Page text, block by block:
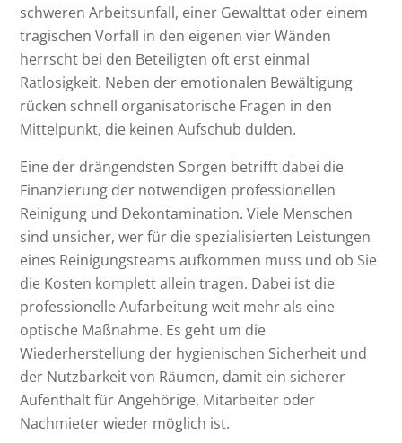
schweren Arbeitsunfall, einer Gewalttat oder einem
tragischen Vorfall in den eigenen vier Wänden
herrscht bei den Beteiligten oft erst einmal
Ratlosigkeit. Neben der emotionalen Bewältigung
rücken schnell organisatorische Fragen in den
Mittelpunkt, die keinen Aufschub dulden.
Eine der drängendsten Sorgen betrifft dabei die
Finanzierung der notwendigen professionellen
Reinigung und Dekontamination. Viele Menschen
sind unsicher, wer für die spezialisierten Leistungen
eines Reinigungsteams aufkommen muss und ob Sie
die Kosten komplett allein tragen. Dabei ist die
professionelle Aufarbeitung weit mehr als eine
optische Maßnahme. Es geht um die
Wiederherstellung der hygienischen Sicherheit und
der Nutzbarkeit von Räumen, damit ein sicherer
Aufenthalt für Angehörige, Mitarbeiter oder
Nachmieter wieder möglich ist.